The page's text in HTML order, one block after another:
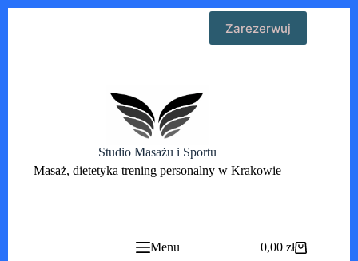
Zarezerwuj
Studio Masażu i Sportu
Masaż, dietetyka trening personalny w Krakowie
Menu Koszyk
0,00zł